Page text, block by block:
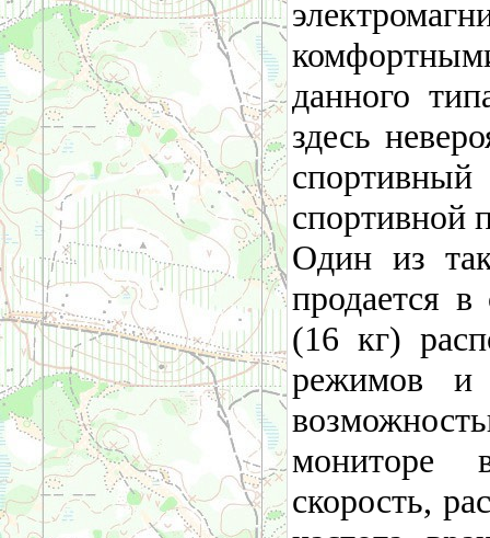
данного
здесь
спортивной
Один из
продается
(16 кг)
режимов и
мониторе
скорость,